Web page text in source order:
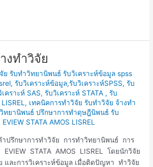
งทำวิจัย
ย รับทำวิทยานิพนธ์ รับวิเคราะห์ข้อมูล spss
,รับวิเคราะห์ข้อมูล,รับวิเคราะห์SPSS, รับ
คราะห์ SAS, รับวิเคราะห์ STATA , รับ
, เทคนิคการทำวิจัย รับทำวิจัย จ้างทำ
ทยานิพนธ์ ปรึกษาการทำดุษฎีนิพนธ์ รับ
STATA AMOS LISREL
ปรึกษาการทำวิจัย การทำวิทยานิพนธ์ การ
EVIEW STATA AMOS LISREL โดยนักวิจัย
และการวิเคราะห์ข้อมูล เมื่อติดปัญหา ทำวิจัย